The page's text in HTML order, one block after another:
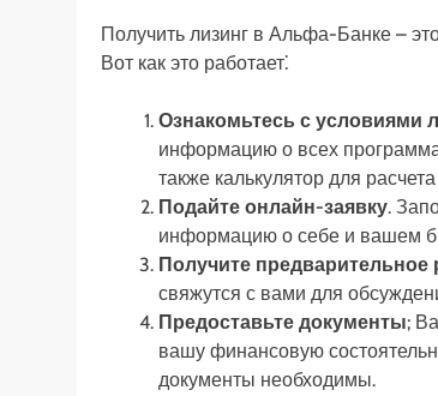
Получить лизинг в Альфа-Банке –
Вот как это работает⁚
Ознакомьтесь с условиями
информацию о всех
также калькулятор для
Подайте онлайн-заявку.
информацию о себе и вашем
Получите предварительное
свяжутся с вами для
Предоставьте документы;
вашу финансовую
документы необходимы.